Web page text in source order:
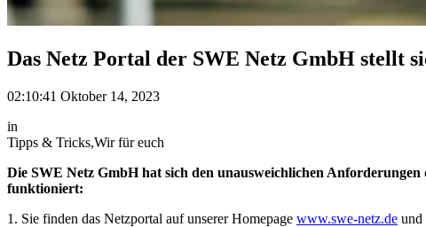
Das Netz Portal der SWE Netz GmbH stellt
02:10:41 Oktober 14, 2023
in
Tipps & Tricks,Wir für euch
Die SWE Netz GmbH hat sich den unausweichlichen
funktioniert:
1. Sie finden das Netzportal auf unserer Homepage www.swe-netz.de und